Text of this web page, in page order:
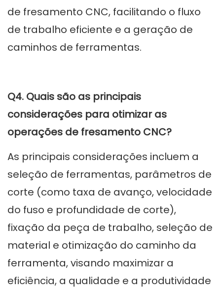
de fresamento CNC, facilitando o fluxo
de trabalho eficiente e a geração de
caminhos de ferramentas.
Q4. Quais são as principais
considerações para otimizar as
operações de fresamento CNC?
As principais considerações incluem a
seleção de ferramentas, parâmetros de
corte (como taxa de avanço, velocidade
do fuso e profundidade de corte),
fixação da peça de trabalho, seleção de
material e otimização do caminho da
ferramenta, visando maximizar a
eficiência, a qualidade e a produtividade